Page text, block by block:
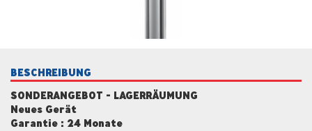
BESCHREIBUNG
SONDERANGEBOT - LAGERRÄUMUNG
Neues Gerät
Garantie : 24 Monate